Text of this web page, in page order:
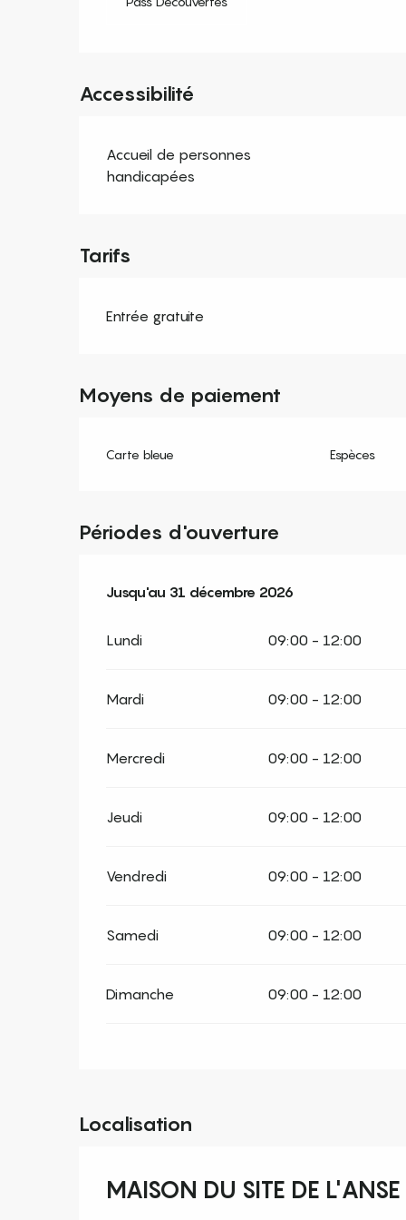
Accessibilité
Accueil de personnes
handicapées
Tarifs
Entrée gratuite
Moyens de paiement
Carte bleue Espèces
Périodes d'ouverture
Du2 janvier 2026au31 décembre 2026
Jusqu'au 31 décembre 2026
Lundi 09:00 - 12:00
Mardi 09:00 - 12:00
Mercredi 09:00 - 12:00
Jeudi 09:00 - 12:00
Vendredi 09:00 - 12:00
Samedi 09:00 - 12:00
Dimanche 09:00 - 12:00
Localisation
MAISON DU SITE DE L'ANSE